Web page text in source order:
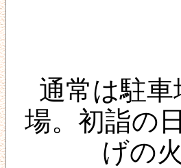
通常は駐
場。初詣の
げの